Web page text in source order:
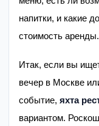
напитки, и какие
стоимость аренды.
Итак, если вы
вечер в Москве
событие, яхта
вариантом.